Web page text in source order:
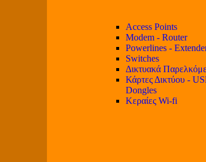
Access Points
Modem - Router
Powerlines -
Switches
Δικτυακά
Κάρτες Δικτύου -
Dongles
Κεραίες Wi-fi